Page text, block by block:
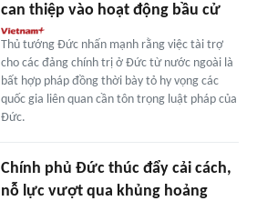
can thiệp vào hoạt động bầu cử
Thủ tướng Đức nhấn mạnh rằng việc tài trợ
cho các đảng chính trị ở Đức từ nước ngoài là
bất hợp pháp đồng thời bày tỏ hy vọng các
quốc gia liên quan cần tôn trọng luật pháp của
Đức.
Chính phủ Đức thúc đẩy cải cách,
nỗ lực vượt qua khủng hoảng